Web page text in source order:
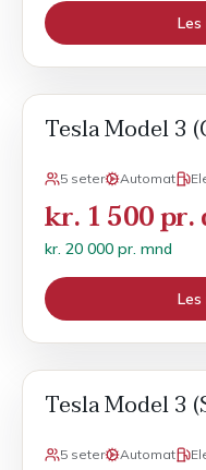
Tesla Model 3
5 seter Automat
kr. 1 500 pr.
kr. 20 000 pr. mnd
Tesla Model 3
5 seter Automat